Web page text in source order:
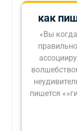
как
«Вы
пишется